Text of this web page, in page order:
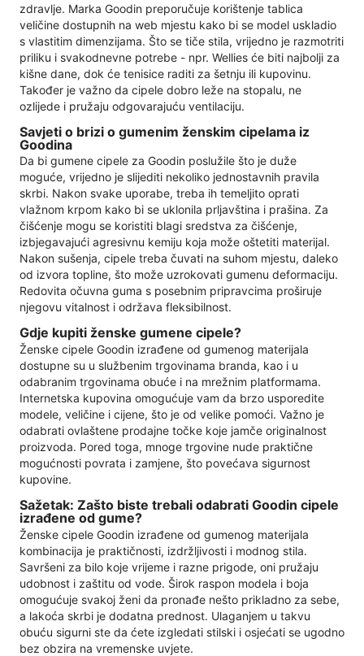
zdravlje. Marka Goodin preporučuje korištenje tablica
veličine dostupnih na web mjestu kako bi se model uskladio
s vlastitim dimenzijama. Što se tiče stila, vrijedno je razmotriti
priliku i svakodnevne potrebe - npr. Wellies će biti najbolji za
kišne dane, dok će tenisice raditi za šetnju ili kupovinu.
Također je važno da cipele dobro leže na stopalu, ne
ozlijede i pružaju odgovarajuću ventilaciju.
Savjeti o brizi o gumenim ženskim cipelama iz
Goodina
Da bi gumene cipele za Goodin poslužile što je duže
moguće, vrijedno je slijediti nekoliko jednostavnih pravila
skrbi. Nakon svake uporabe, treba ih temeljito oprati
vlažnom krpom kako bi se uklonila prljavština i prašina. Za
čišćenje mogu se koristiti blagi sredstva za čišćenje,
izbjegavajući agresivnu kemiju koja može oštetiti materijal.
Nakon sušenja, cipele treba čuvati na suhom mjestu, daleko
od izvora topline, što može uzrokovati gumenu deformaciju.
Redovita očuvna guma s posebnim pripravcima proširuje
njegovu vitalnost i održava fleksibilnost.
Gdje kupiti ženske gumene cipele?
Ženske cipele Goodin izrađene od gumenog materijala
dostupne su u službenim trgovinama branda, kao i u
odabranim trgovinama obuće i na mrežnim platformama.
Internetska kupovina omogućuje vam da brzo usporedite
modele, veličine i cijene, što je od velike pomoći. Važno je
odabrati ovlaštene prodajne točke koje jamče originalnost
proizvoda. Pored toga, mnoge trgovine nude praktične
mogućnosti povrata i zamjene, što povećava sigurnost
kupovine.
Sažetak: Zašto biste trebali odabrati Goodin cipele
izrađene od gume?
Ženske cipele Goodin izrađene od gumenog materijala
kombinacija je praktičnosti, izdržljivosti i modnog stila.
Savršeni za bilo koje vrijeme i razne prigode, oni pružaju
udobnost i zaštitu od vode. Širok raspon modela i boja
omogućuje svakoj ženi da pronađe nešto prikladno za sebe,
a lakoća skrbi je dodatna prednost. Ulaganjem u takvu
obuću sigurni ste da ćete izgledati stilski i osjećati se ugodno
bez obzira na vremenske uvjete.